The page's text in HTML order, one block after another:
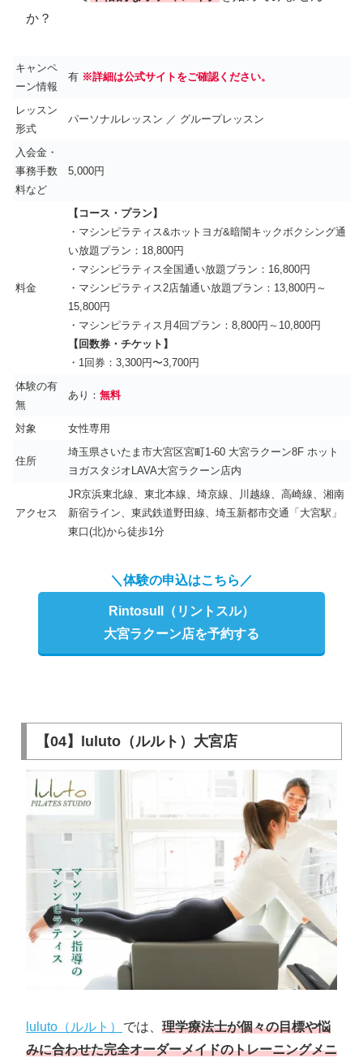
か？
キャンペ
ーン情報
有 ※詳細は公式サイトをご確認ください。
レッスン
形式
パーソナルレッスン ／ グループレッスン
入会金・
事務手数
料など
5,000円
料金
【コース・プラン】
・マシンピラティス&ホットヨガ&暗闇キックボクシング通
い放題プラン：18,800円
・マシンピラティス全国通い放題プラン：16,800円
・マシンピラティス2店舗通い放題プラン：13,800円～
15,800円
・マシンピラティス月4回プラン：8,800円～10,800円
【回数券・チケット】
・1回券：3,300円〜3,700円
体験の有
無
あり： 無料
対象 女性専用
住所
埼玉県さいたま市大宮区宮町1-60 大宮ラクーン8F ホット
ヨガスタジオLAVA大宮ラクーン店内
アクセス
JR京浜東北線、東北本線、埼京線、川越線、高崎線、湘南
新宿ライン、東武鉄道野田線、埼玉新都市交通「大宮駅」
東口(北)から徒歩1分
＼体験の申込はこちら／
Rintosull（リントスル）
大宮ラクーン店を予約する
【04】luluto（ルルト）大宮店
luluto（ルルト） では、 理学療法士が個々の目標や悩
みに合わせた完全オーダーメイドのトレーニングメニ